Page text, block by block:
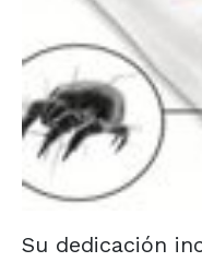
Su dedicación